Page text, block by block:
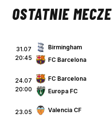
OSTATNIE MECZE
31.07
20:45
Birmingham
FC Barcelona
24.07
20:00
FC Barcelona
Europa FC
23.05
Valencia CF